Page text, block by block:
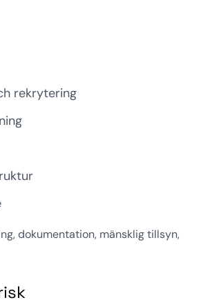
rekrytering
dokumentation, mänsklig tillsyn,